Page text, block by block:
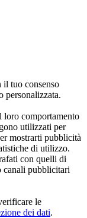
tuo consenso
personalizzata.
loro comportamento
utilizzati per
mostrarti pubblicità
di utilizzo.
con quelli di
canali pubblicitari
le
dei dati.